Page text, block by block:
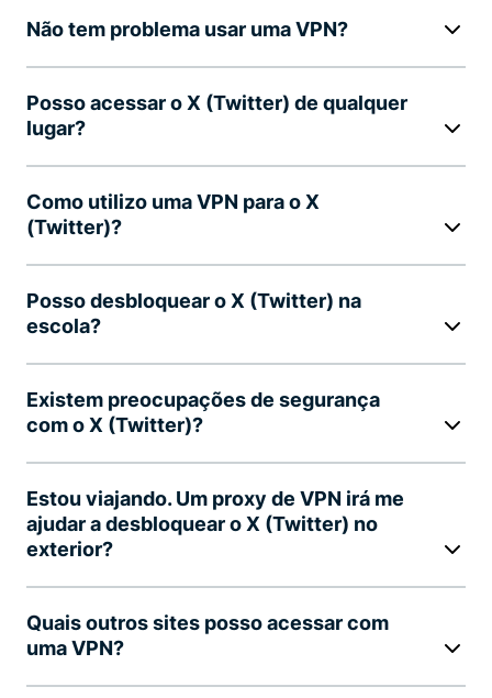
Não tem problema usar uma VPN?
Posso acessar o X (Twitter) de qualquer
lugar?
Como utilizo uma VPN para o X
(Twitter)?
Posso desbloquear o X (Twitter) na
escola?
Existem preocupações de segurança
com o X (Twitter)?
Estou viajando. Um proxy de VPN irá me
ajudar a desbloquear o X (Twitter) no
exterior?
Quais outros sites posso acessar com
uma VPN?